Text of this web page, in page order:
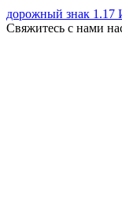
дорожный знак 1.17
Свяжитесь с нами